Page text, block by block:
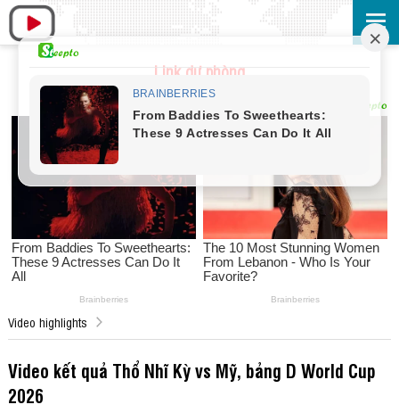
Link dự phòng
Video highlights
Video kết quả Thổ Nhĩ Kỳ vs Mỹ, bảng D World Cup
2026